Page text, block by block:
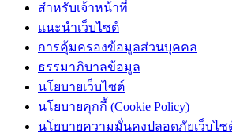
สำหรับเจ้าหน้าที่
แนะนำเว็บไซต์
การคุ้มครองข้อมูลส่วนบุคคล
ธรรมาภิบาลข้อมูล
นโยบายเว็บไซต์
นโยบายคุกกี้ (Cookie Policy)
นโยบายความมั่นคงปลอดภัยเว็บไซ